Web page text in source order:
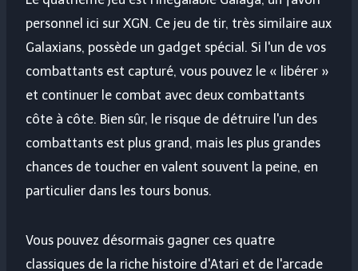
personnel ici sur XGN. Ce jeu de tir, très similaire aux
Galaxians, possède un gadget spécial. Si l'un de vos
combattants est capturé, vous pouvez le « libérer »
et continuer le combat avec deux combattants
côte à côte. Bien sûr, le risque de détruire l'un des
combattants est plus grand, mais les plus grandes
chances de toucher en valent souvent la peine, en
particulier dans les tours bonus.
Vous pouvez désormais gagner ces quatre
classiques de la riche histoire d'Atari et de l'arcade